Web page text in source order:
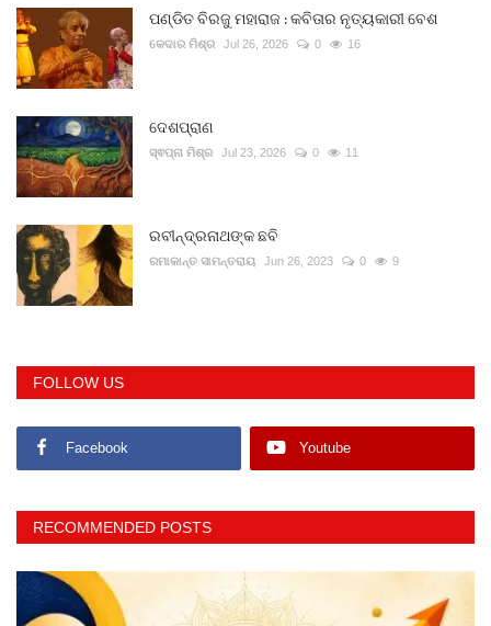
ପଣ୍ଡିତ ବିରଜୁ ମହାରାଜ : କବିତାର ନୃତ୍ୟକାରୀ ବେଶ
କେଦାର ମିଶ୍ର Jul 26, 2026 0 16
ଦେଶପ୍ରାଣ
ସ୍ଵପ୍ନା ମିଶ୍ର Jul 23, 2026 0 11
ରବୀନ୍ଦ୍ରନାଥଙ୍କ ଛବି
ରମାକାନ୍ତ ସାମନ୍ତରାୟ Jun 26, 2023 0 9
FOLLOW US
Facebook Youtube
RECOMMENDED POSTS